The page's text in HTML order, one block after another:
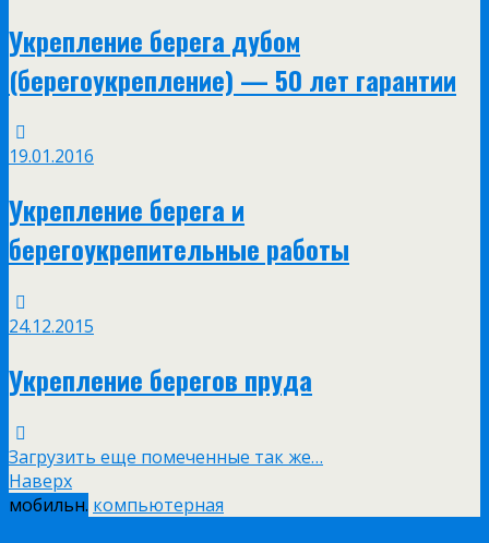
Укрепление берега дубом
(берегоукрепление) — 50 лет гарантии
19.01.2016
Укрепление берега и
берегоукрепительные работы
24.12.2015
Укрепление берегов пруда
Загрузить еще помеченные так же…
Наверх
мобильн. компьютерная